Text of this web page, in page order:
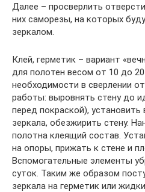
Далее – просверлить
них саморезы, на которых
зеркалом.
Клей, герметик – вариант
для полотен весом от 10 до
необходимости в сверлении
работы: выровнять стену до
перед покраской),
зеркала, обезжирить стену.
полотна клеящий состав.
на опоры, прижать к стене и
Вспомогательные элементы
суток. Таким же образом
зеркала на герметик или